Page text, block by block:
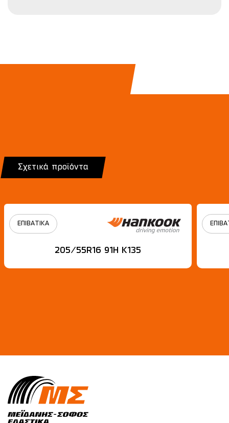
Σχετικά προϊόντα
ΕΠΙΒΑΤΙΚΑ
205/55R16 91H Κ135